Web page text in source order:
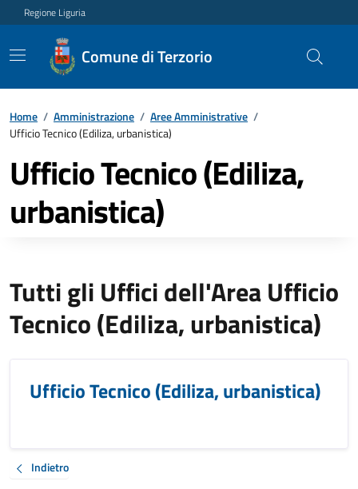
Regione Liguria
Comune di Terzorio
Home / Amministrazione / Aree Amministrative /
Ufficio Tecnico (Ediliza, urbanistica)
Ufficio Tecnico (Ediliza,
urbanistica)
Tutti gli Uffici dell'Area Ufficio
Tecnico (Ediliza, urbanistica)
Ufficio Tecnico (Ediliza, urbanistica)
Indietro